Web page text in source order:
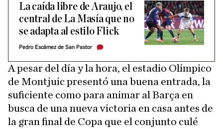
La caída libre de Araujo, el
central de La Masía que no
se adapta al estilo Flick
Pedro Escámez de San Pastor
A pesar del día y la hora, el estadio Olímpico
de Montjuic presentó una buena entrada, la
suficiente como para animar al Barça en
busca de una nueva victoria en casa antes de
la gran final de Copa que el conjunto culé